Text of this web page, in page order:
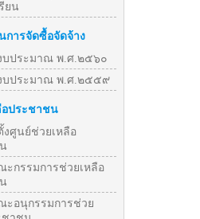
ยน
นการจัดซื้อจัดจ้าง
บประมาณ พ.ศ.๒๕๖๐
บประมาณ พ.ศ.๒๕๕๙
อประชาชน
งศูนย์ช่วยเหลือ
ะกรรมการช่วยเหลือ
ะอนุกรรมการช่วย